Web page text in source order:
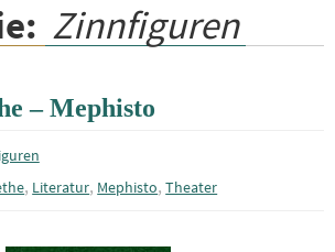
Zinnfiguren
– Mephisto
, Literatur, Mephisto,Theater